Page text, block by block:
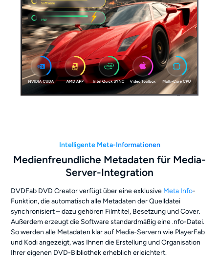
Intelligente Meta-Informationen
Medienfreundliche Metadaten für Media-
Server-Integration
DVDFab DVD Creator verfügt über eine exklusive Meta Info-
Funktion, die automatisch alle Metadaten der Quelldatei
synchronisiert – dazu gehören Filmtitel, Besetzung und Cover.
Außerdem erzeugt die Software standardmäßig eine .nfo-Datei.
So werden alle Metadaten klar auf Media-Servern wie PlayerFab
und Kodi angezeigt, was Ihnen die Erstellung und Organisation
Ihrer eigenen DVD-Bibliothek erheblich erleichtert.